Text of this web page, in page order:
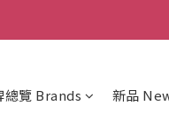
總覽 Brands 新品